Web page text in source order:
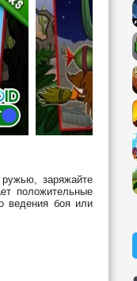
заряжайте
положительные
ведения боя или